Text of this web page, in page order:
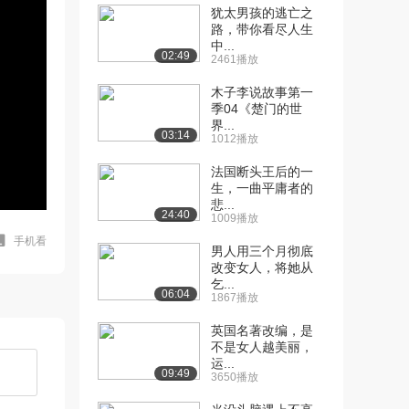
手机看
02:49
犹太男孩的逃亡之
路，带你看尽人生
中...
2461播放
03:14
木子李说故事第一
季04《楚门的世
界...
1012播放
24:40
法国断头王后的一
生，一曲平庸者的
悲...
1009播放
06:04
男人用三个月彻底
改变女人，将她从
乞...
1867播放
09:49
英国名著改编，是
不是女人越美丽，
运...
3650播放